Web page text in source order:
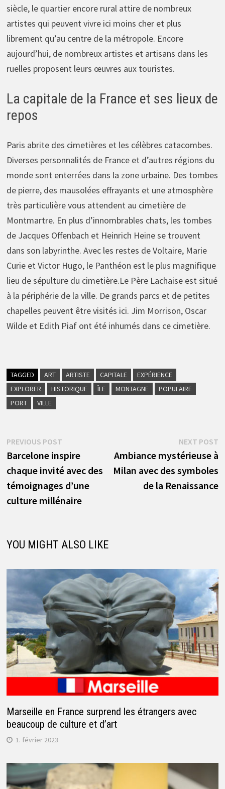
siècle, le quartier encore rural attire de nombreux
artistes qui peuvent vivre ici moins cher et plus
librement qu’au centre de la métropole. Encore
aujourd’hui, de nombreux artistes et artisans dans les
ruelles proposent leurs œuvres aux touristes.
La capitale de la France et ses lieux de
repos
Paris abrite des cimetières et les célèbres catacombes.
Diverses personnalités de France et d’autres régions du
monde sont enterrées dans la zone urbaine. Des tombes
de pierre, des mausolées effrayants et une atmosphère
très particulière vous attendent au cimetière de
Montmartre. En plus d’innombrables chats, les tombes
de Jacques Offenbach et Heinrich Heine se trouvent
dans son labyrinthe. Avec les restes de Voltaire, Marie
Curie et Victor Hugo, le Panthéon est le plus magnifique
lieu de sépulture du cimetière.Le Père Lachaise est situé
à la périphérie de la ville. De grands parcs et de petites
chapelles peuvent être visités ici. Jim Morrison, Oscar
Wilde et Edith Piaf ont été inhumés dans ce cimetière.
TAGGED ART ARTISTE CAPITALE
EXPÉRIENCE
EXPLORER
HISTORIQUE ÎLE MONTAGNE
POPULAIRE
PORT
VILLE
Navigation
de
l’article
PREVIOUS POSTPrevious
post:
Barcelone inspire
chaque invité avec des
témoignages d’une
culture millénaire
NEXT POST
Ambiance mystérieuse à
Milan avec des symboles
de la Renaissance
YOU MIGHT ALSO LIKE
Marseille en France surprend les étrangers avec
beaucoup de culture et d’art
1. février 2023